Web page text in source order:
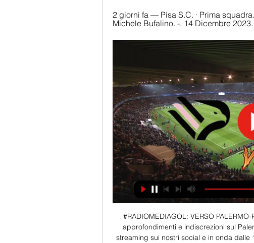
2 giorni fa — Pisa S.C. · Prima
Michele Bufalino. -. 14 Dicembre 2023.
#RADIOMEDIAGOL: VERSO
approfondimenti e indiscrezioni sul
streaming sui nostri social e in onda dalle